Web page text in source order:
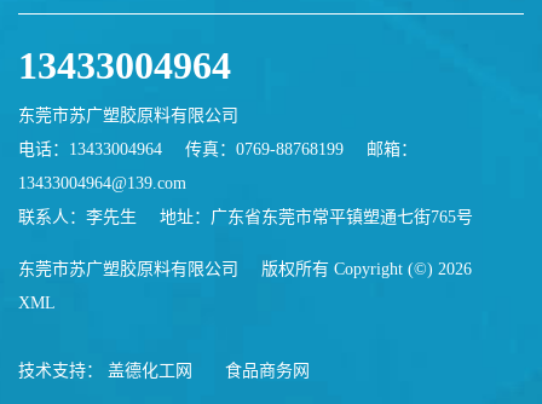
13433004964
东莞市苏广塑胶原料有限公司
电话：13433004964
传真：0769-88768199
邮箱：
13433004964@139.com
联系人：李先生
地址：广东省东莞市常平镇塑通七街765号
东莞市苏广塑胶原料有限公司
版权所有 Copyright (©) 2026
XML
技术支持： 盖德化工网 食品商务网